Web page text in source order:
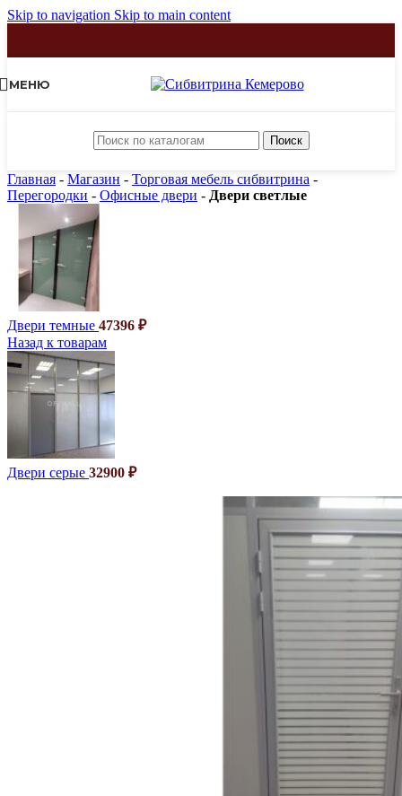
Skip to navigation Skip to main content
МЕНЮ
Поиск
Главная - Магазин - Торговая мебель сибвитрина -
Перегородки - Офисные двери - Двери светлые
Двери темные 47396 ₽
Назад к товарам
Двери серые 32900 ₽